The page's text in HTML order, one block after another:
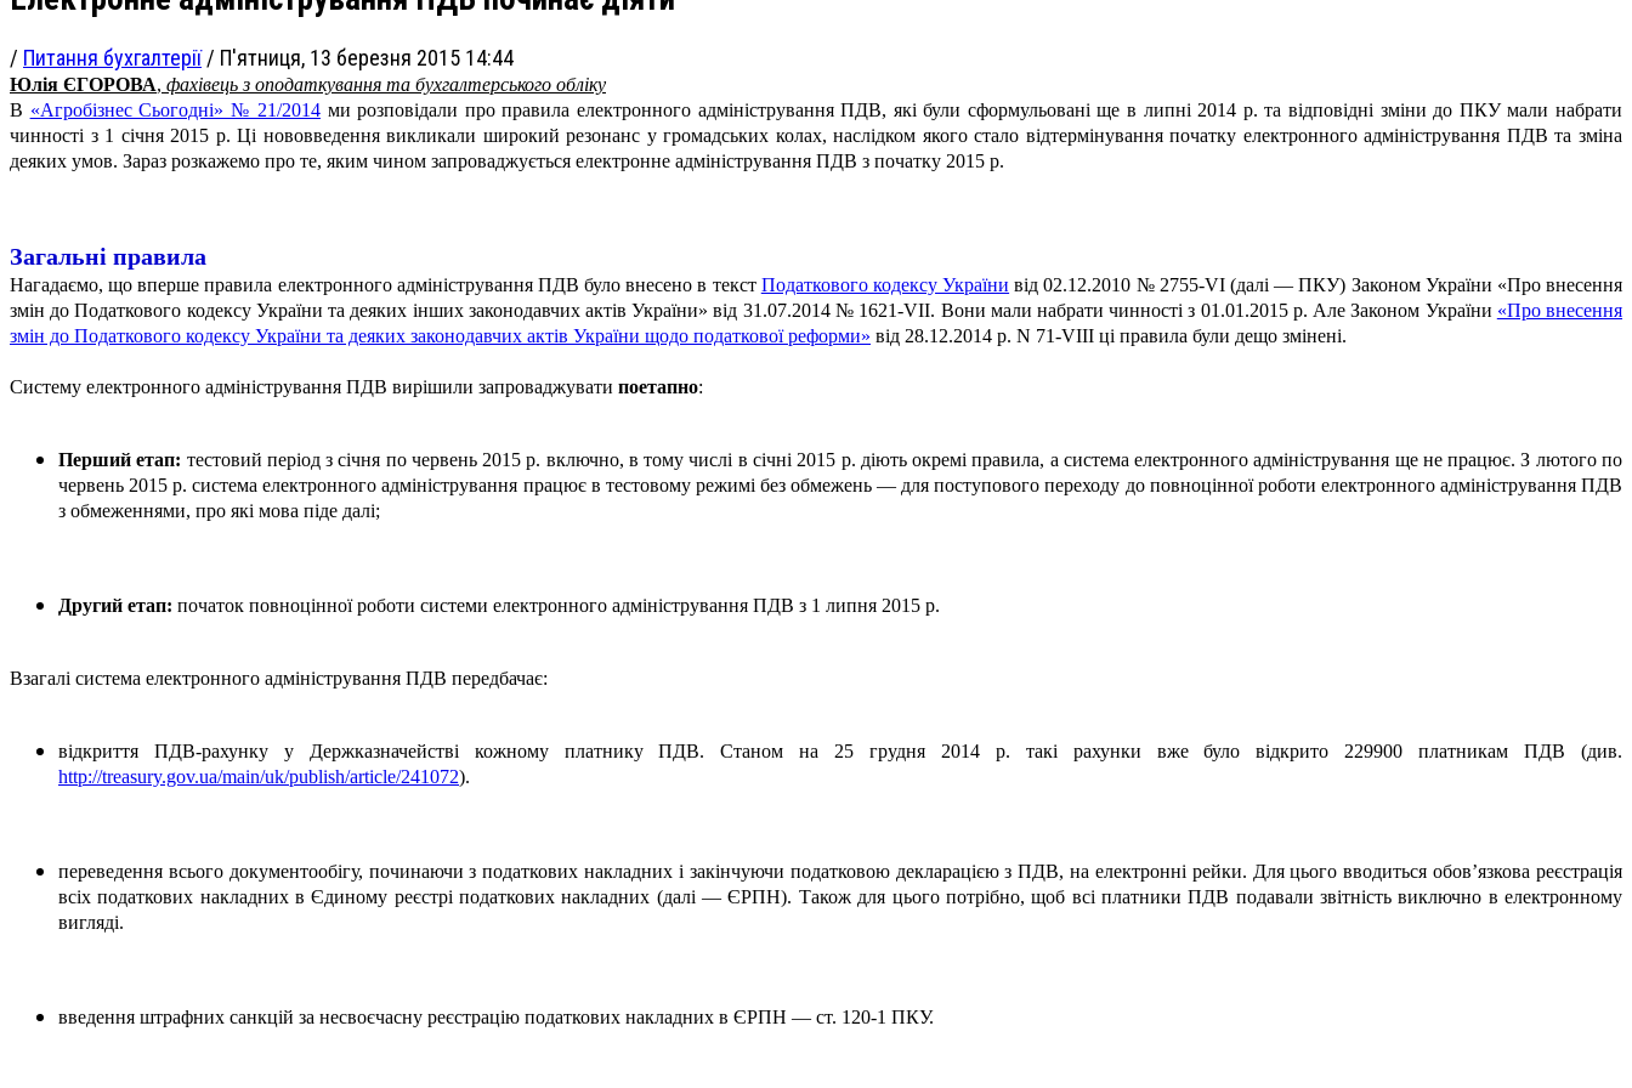
/ Питання бухгалтерії / П'ятниця, 13 березня 2015 14:44
Юлія ЄГОРОВА, фахівець з оподаткування та бухгалтерського обліку
В «Агробізнес Сьогодні» № 21/2014ми розповідали про правила електронного адміністрування ПДВ, які були сформульовані ще в липні 2014 р. та відповідні зміни до ПКУ мали набрати
чинності з 1 січня 2015 р. Ці нововведення викликали широкий резонанс у громадських колах, наслідком якого стало відтермінування початку електронного адміністрування ПДВ та зміна
деяких умов. Зараз розкажемо про те, яким чином запроваджується електронне адміністрування ПДВ з початку 2015 р.
Загальні правила
Нагадаємо, що вперше правила електронного адміністрування ПДВ було внесено в текст Податкового кодексу України від 02.12.2010 № 2755-VI (далі — ПКУ) Законом України «Про внесення
змін до Податкового кодексу України та деяких інших законодавчих актів України» від 31.07.2014 № 1621-VII. Вони мали набрати чинності з 01.01.2015 р. Але Законом України «Про внесення
змін до Податкового кодексу України та деяких законодавчих актів України щодо податкової реформи» від 28.12.2014 р. N 71-VIII ці правила були дещо змінені.
Систему електронного адміністрування ПДВ вирішили запроваджувати поетапно:
Перший етап: тестовий період з січня по червень 2015 р. включно, в тому числі в січні 2015 р. діють окремі правила, а система електронного адміністрування ще не працює. З лютого по
червень 2015 р. система електронного адміністрування працює в тестовому режимі без обмежень — для поступового переходу до повноцінної роботи електронного адміністрування ПДВ
з обмеженнями, про які мова піде далі;
Другий етап: початок повноцінної роботи системи електронного адміністрування ПДВ з 1 липня 2015 р.
Взагалі система електронного адміністрування ПДВ передбачає:
відкриття ПДВ-рахунку у Держказначействі кожному платнику ПДВ. Станом на 25 грудня 2014 р. такі рахунки вже було відкрито 229900 платникам ПДВ (див.
http://treasury.gov.ua/main/uk/publish/article/241072).
переведення всього документообігу, починаючи з податкових накладних і закінчуючи податковою декларацією з ПДВ, на електронні рейки. Для цього вводиться обов’язкова реєстрація
всіх податкових накладних в Єдиному реєстрі податкових накладних (далі — ЄРПН). Також для цього потрібно, щоб всі платники ПДВ подавали звітність виключно в електронному
вигляді.
введення штрафних санкцій за несвоєчасну реєстрацію податкових накладних в ЄРПН — ст. 120-1 ПКУ.